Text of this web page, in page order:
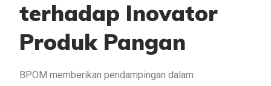
terhadap Inovator
Produk Pangan
BPOM memberikan pendampingan dalam